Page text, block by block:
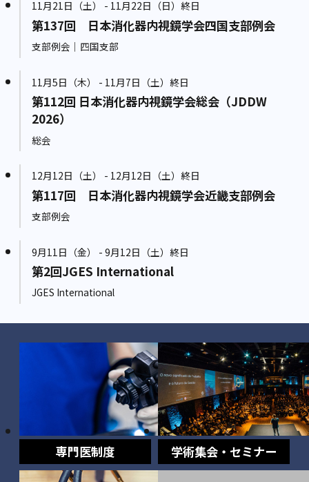
11月21日（土） - 11月22日（日）終日
第137回 日本消化器内視鏡学会四国支部例会
支部例会｜四国支部
11月5日（木） - 11月7日（土）終日
第112回 日本消化器内視鏡学会総会（JDDW
2026）
総会
12月12日（土） - 12月12日（土）終日
第117回 日本消化器内視鏡学会近畿支部例会
支部例会
9月11日（金） - 9月12日（土）終日
第2回JGES International
JGES International
専門医制度 学術集会・セミナー